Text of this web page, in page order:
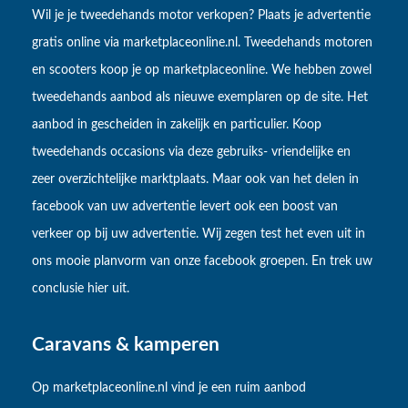
Wil je je tweedehands motor verkopen? Plaats je advertentie
gratis online via marketplaceonline.nl. Tweedehands motoren
en scooters koop je op marketplaceonline. We hebben zowel
tweedehands aanbod als nieuwe exemplaren op de site. Het
aanbod in gescheiden in zakelijk en particulier. Koop
tweedehands occasions via deze gebruiks- vriendelijke en
zeer overzichtelijke marktplaats. Maar ook van het delen in
facebook van uw advertentie levert ook een boost van
verkeer op bij uw advertentie. Wij zegen test het even uit in
ons mooie planvorm van onze facebook groepen. En trek uw
conclusie hier uit.
Caravans & kamperen
Op marketplaceonline.nl vind je een ruim aanbod